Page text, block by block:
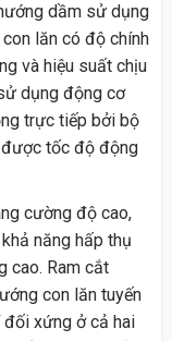
dầm sử dụng
lăn có độ chính
và hiệu suất chịu
dụng động cơ
trực tiếp bởi bộ
tốc độ động
cường độ cao,
năng hấp thụ
cao. Ram cắt
con lăn tuyến
xứng ở cả hai